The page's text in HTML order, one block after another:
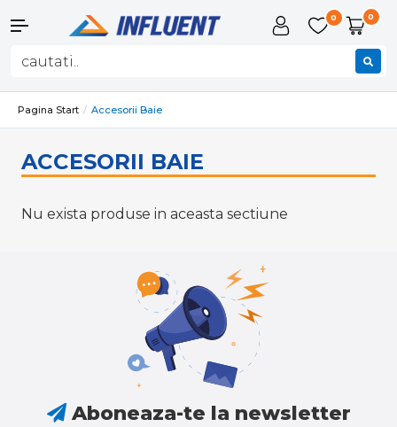
0 0
Pagina Start Accesorii Baie
ACCESORII BAIE
Nu exista produse in aceasta sectiune
Aboneaza-te la newsletter